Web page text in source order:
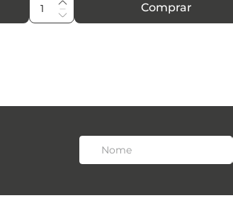
Comprar